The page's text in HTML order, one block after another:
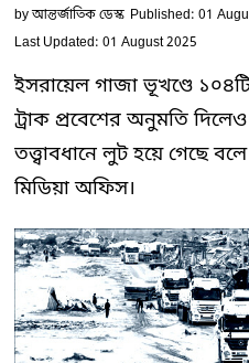
byআন্তর্জাতিক ডেস্ক Published: 01
Last Updated: 01 August 2025
ইসরায়েল গাজা ভূখণ্ডে
ট্রাক প্রবেশের অনুমতি
তত্ত্বাবধানে লুট হয়ে গেছে
মিডিয়া অফিস।